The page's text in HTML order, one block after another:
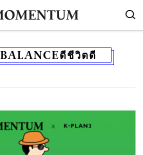
BALANCEดีชีวิตดี